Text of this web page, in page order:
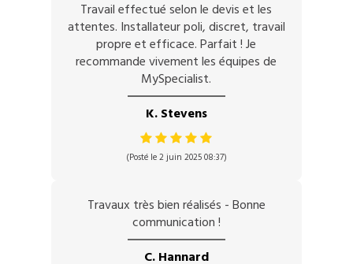
Travail effectué selon le devis et les
attentes. Installateur poli, discret, travail
propre et efficace. Parfait ! Je
recommande vivement les équipes de
MySpecialist.
K. Stevens
(Posté le 2 juin 2025 08:37)
Travaux très bien réalisés - Bonne
communication !
C. Hannard